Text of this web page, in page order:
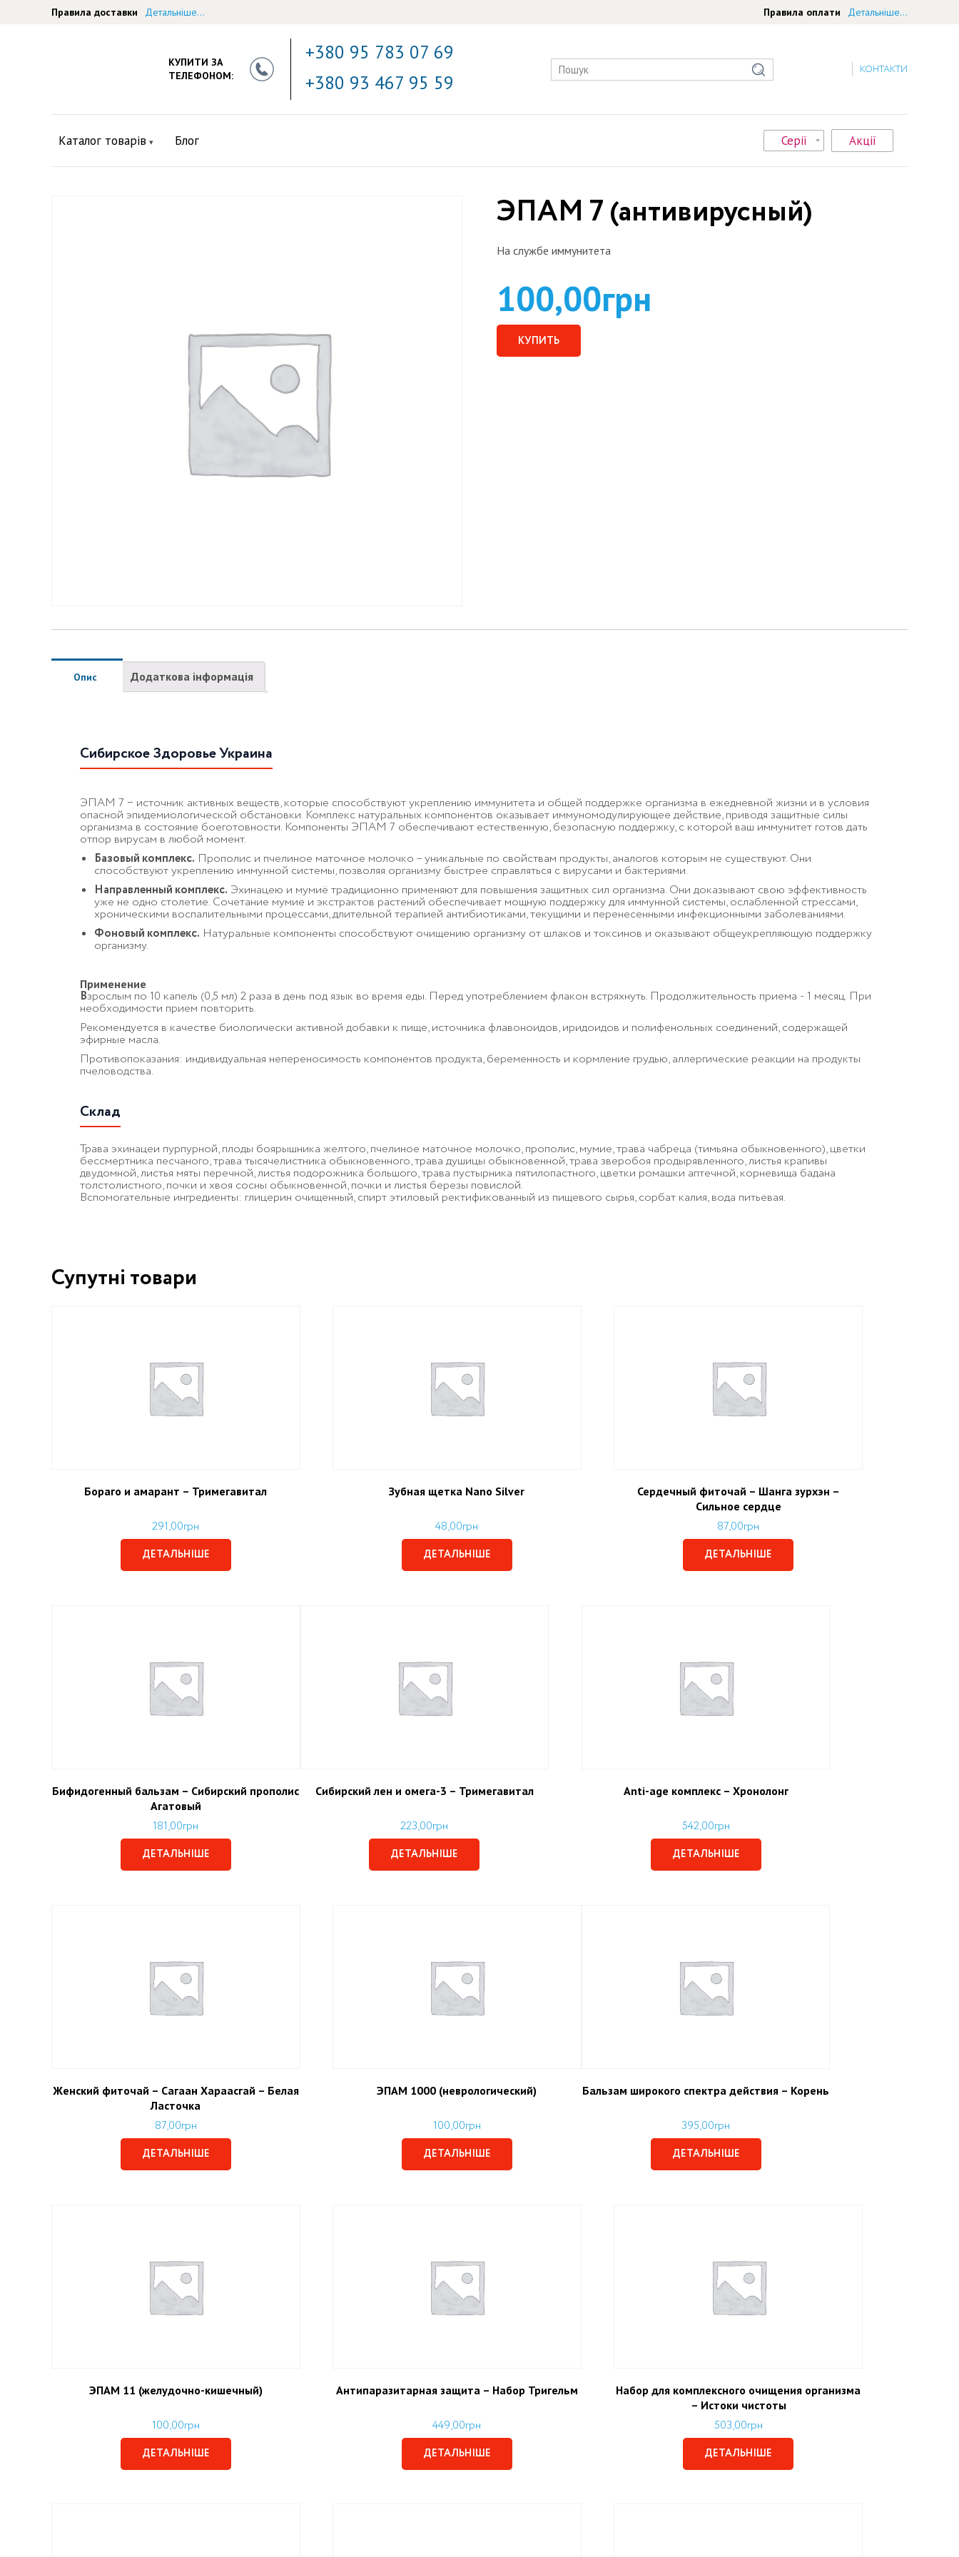
Правила доставки Детальніше... Правила оплати Детальніше...
КУПИТИ ЗА
ТЕЛЕФОНОМ:
+380 95 783 07 69
+380 93 467 95 59
КОНТАКТИ
Каталог товарів Блог Серії Акції
ЭПАМ 7 (антивирусный)
На службе иммунитета
100,00грн
КУПИТЬ
Опис Додаткова інформація
Сибирское Здоровье Украина
ЭПАМ 7 − источник активных веществ, которые способствуют укреплению иммунитета и общей поддержке организма в ежедневной жизни и в условия
опасной эпидемиологической обстановки. Комплекс натуральных компонентов оказывает иммуномодулирующее действие, приводя защитные силы
организма в состояние боеготовности. Компоненты ЭПАМ 7 обеспечивают естественную, безопасную поддержку, с которой ваш иммунитет готов дать
отпор вирусам в любой момент.
Базовый комплекс. Прополис и пчелиное маточное молочко – уникальные по свойствам продукты, аналогов которым не существуют. Они
способствуют укреплению иммунной системы, позволяя организму быстрее справляться с вирусами и бактериями.
Направленный комплекс. Эхинацею и мумиё традиционно применяют для повышения защитных сил организма. Они доказывают свою эффективность
уже не одно столетие. Сочетание мумие и экстрактов растений обеспечивает мощную поддержку для иммунной системы, ослабленной стрессами,
хроническими воспалительными процессами, длительной терапией антибиотиками, текущими и перенесенными инфекционными заболеваниями.
Фоновый комплекс. Натуральные компоненты способствуют очищению организму от шлаков и токсинов и оказывают общеукрепляющую поддержку
организму.
Применение
Взрослым по 10 капель (0,5 мл) 2 раза в день под язык во время еды. Перед употреблением флакон встряхнуть. Продолжительность приема ‑ 1 месяц. При
необходимости прием повторить.
Рекомендуется в качестве биологически активной добавки к пище, источника флавоноидов, иридоидов и полифенольных соединений, содержащей
эфирные масла.
Противопоказания: индивидуальная непереносимость компонентов продукта, беременность и кормление грудью, аллергические реакции на продукты
пчеловодства.
Склад
Трава эхинацеи пурпурной, плоды боярышника желтого, пчелиное маточное молочко, прополис, мумие, трава чабреца (тимьяна обыкновенного), цветки
бессмертника песчаного, трава тысячелистника обыкновенного, трава душицы обыкновенной, трава зверобоя продырявленного, листья крапивы
двудомной, листья мяты перечной, листья подорожника большого, трава пустырника пятилопастного, цветки ромашки аптечной, корневища бадана
толстолистного, почки и хвоя сосны обыкновенной, почки и листья березы повислой.
Вспомогательные ингредиенты: глицерин очищенный, спирт этиловый ректификованный из пищевого сырья, сорбат калия, вода питьевая.
Супутні товари
Бораго и амарант – Тримегавитал
291,00грн
ДЕТАЛЬНІШЕ
Зубная щетка Nano Silver
48,00грн
ДЕТАЛЬНІШЕ
Сердечный фиточай – Шанга зурхэн –
Сильное сердце
87,00грн
ДЕТАЛЬНІШЕ
Бифидогенный бальзам – Сибирский прополис
Агатовый
181,00грн
ДЕТАЛЬНІШЕ
Сибирский лен и омега-3 – Тримегавитал
223,00грн
ДЕТАЛЬНІШЕ
Аnti-age комплекс – Хронолонг
542,00грн
ДЕТАЛЬНІШЕ
Женский фиточай – Сагаан Хараасгай – Белая
Ласточка
87,00грн
ДЕТАЛЬНІШЕ
ЭПАМ 1000 (неврологический)
100,00грн
ДЕТАЛЬНІШЕ
Бальзам широкого спектра действия – Корень
395,00грн
ДЕТАЛЬНІШЕ
ЭПАМ 11 (желудочно-кишечный)
100,00грн
ДЕТАЛЬНІШЕ
Антипаразитарная защита – Набор Тригельм
449,00грн
ДЕТАЛЬНІШЕ
Набор для комплексного очищения организма
– Истоки чистоты
503,00грн
ДЕТАЛЬНІШЕ